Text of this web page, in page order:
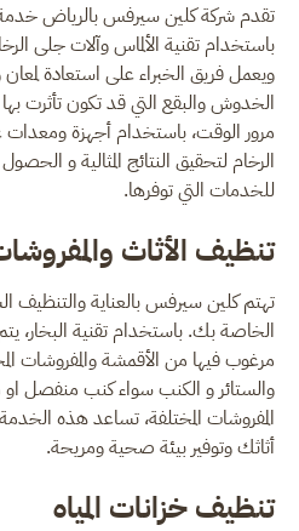
تقدم شركة كلين سيرفس بالرياض
باستخدام تقنية الألماس وآلات جلى
ويعمل فريق الخبراء على استعادة لمعان
الخدوش والبقع التي قد تكون تأثرت
مرور الوقت، باستخدام أجهزة
الرخام لتحقيق النتائج المثالية و
للخدمات التي توفرها.
تنظيف الأثاث
تهتم كلين سيرفس بالعناية والتنظيف
الخاصة بك. باستخدام تقنية البخار، يتم
مرغوب فيها من الأقمشة والمفروشات
والستائر و الكنب سواء كنب منفصل او
المفروشات المختلفة، تساعد هذه
أثاثك وتوفير بيئة صحية ومريحة.
تنظيف خزانات المياه